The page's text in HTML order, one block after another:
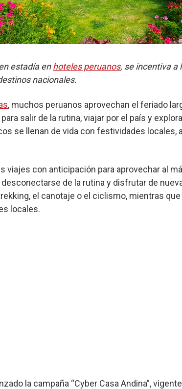
estadía enhoteles peruanos, se incentiva a
nacionales.
, muchos peruanos aprovechan el feriado
salir de la rutina, viajar por el país y
se llenan de vida con festividades locales,
viajes con anticipación para aprovechar al
de la rutina y disfrutar de
el canotaje o el ciclismo, mientras
locales.
la campaña “Cyber Casa Andina”,